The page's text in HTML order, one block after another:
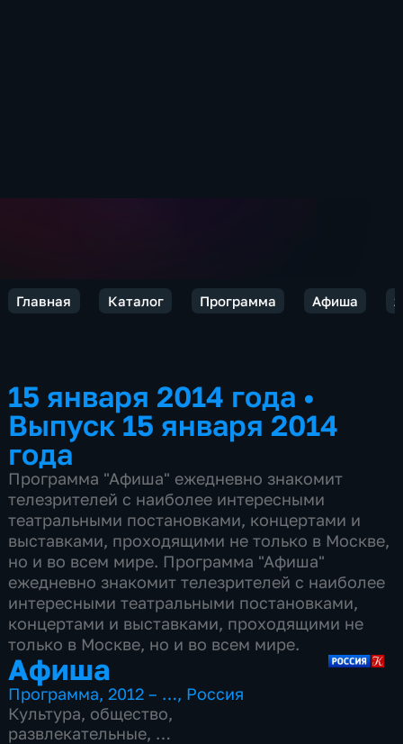
Главная Каталог Программа Афиша
15 января 2014 года •
Выпуск 15 января 2014
года
Программа "Афиша" ежедневно знакомит
телезрителей с наиболее интересными
театральными постановками, концертами и
выставками, проходящими не только в Москве,
но и во всем мире. Программа "Афиша"
ежедневно знакомит телезрителей с наиболее
интересными театральными постановками,
концертами и выставками, проходящими не
только в Москве, но и во всем мире.
Афиша
Программа,2012 – …, Россия
Культура, общество,
развлекательные,